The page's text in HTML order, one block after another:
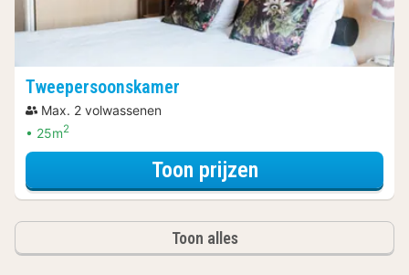
Tweepersoonskamer
Max. 2 volwassenen
25m2
Toon prijzenvoor
Toon alles